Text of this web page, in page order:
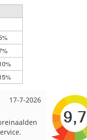
12-7-2026 Nell uit
Goed